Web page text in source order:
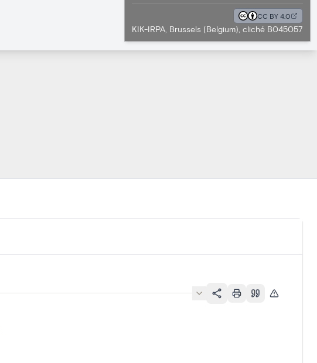
CC BY 4.0
KIK-IRPA, Brussels (Belgium), cliché B045057